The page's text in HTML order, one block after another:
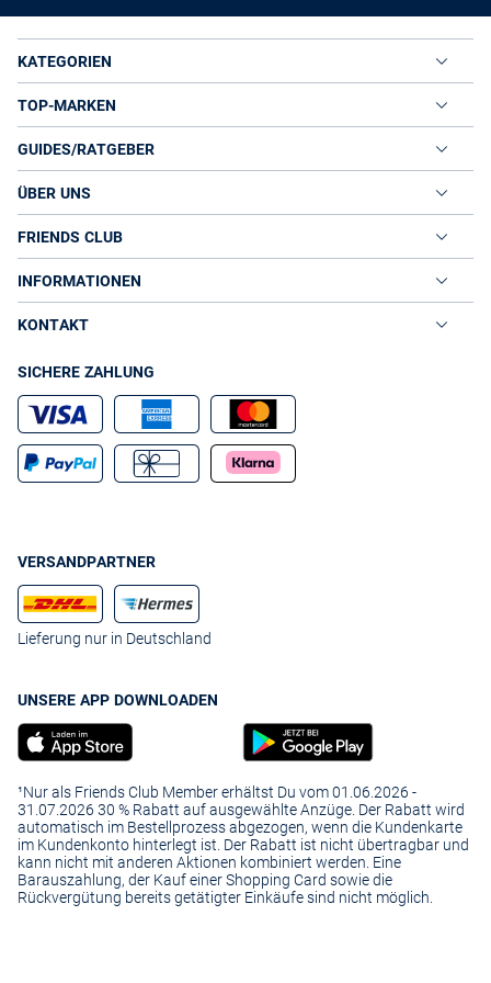
KATEGORIEN
TOP-MARKEN
GUIDES/RATGEBER
ÜBER UNS
FRIENDS CLUB
INFORMATIONEN
KONTAKT
SICHERE ZAHLUNG
VERSANDPARTNER
Lieferung nur in Deutschland
UNSERE APP DOWNLOADEN
¹Nur als Friends Club Member erhältst Du vom 01.06.2026 -
31.07.2026 30 % Rabatt auf ausgewählte Anzüge. Der Rabatt wird
automatisch im Bestellprozess abgezogen, wenn die Kundenkarte
im Kundenkonto hinterlegt ist. Der Rabatt ist nicht übertragbar und
kann nicht mit anderen Aktionen kombiniert werden. Eine
Barauszahlung, der Kauf einer Shopping Card sowie die
Rückvergütung bereits getätigter Einkäufe sind nicht möglich.